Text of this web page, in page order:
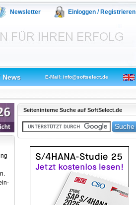
Newsletter Einloggen / Registrieren
News E-Mail: info@softselect.de
Seiteninterne Suche auf SoftSelect.de